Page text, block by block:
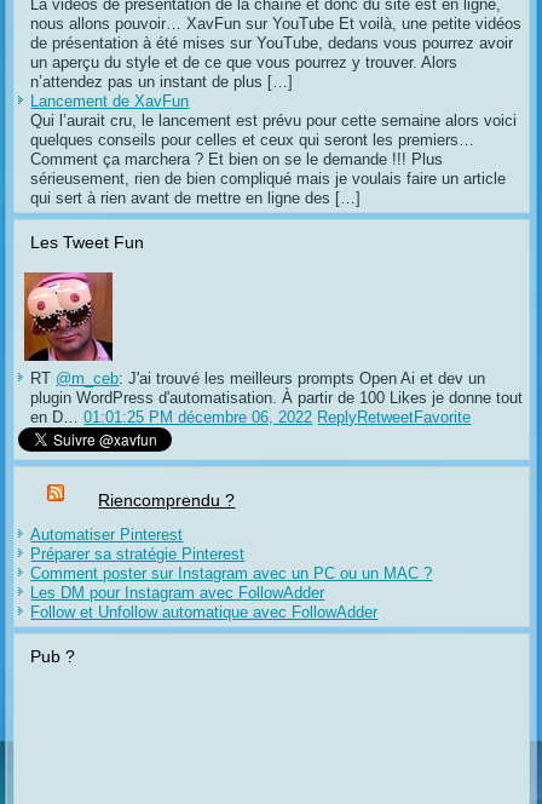
La vidéos de présentation de la chaîne et donc du site est en ligne,
nous allons pouvoir… XavFun sur YouTube Et voilà, une petite vidéos
de présentation à été mises sur YouTube, dedans vous pourrez avoir
un aperçu du style et de ce que vous pourrez y trouver. Alors
n’attendez pas un instant de plus […]
Lancement de XavFun
Qui l’aurait cru, le lancement est prévu pour cette semaine alors voici
quelques conseils pour celles et ceux qui seront les premiers…
Comment ça marchera ? Et bien on se le demande !!! Plus
sérieusement, rien de bien compliqué mais je voulais faire un article
qui sert à rien avant de mettre en ligne des […]
Les Tweet Fun
RT @m_ceb: J'ai trouvé les meilleurs prompts Open Ai et dev un
plugin WordPress d'automatisation. À partir de 100 Likes je donne tout
en D… 01:01:25 PM décembre 06, 2022 ReplyRetweetFavorite
Riencomprendu ?
Automatiser Pinterest
Préparer sa stratégie Pinterest
Comment poster sur Instagram avec un PC ou un MAC ?
Les DM pour Instagram avec FollowAdder
Follow et Unfollow automatique avec FollowAdder
Pub ?